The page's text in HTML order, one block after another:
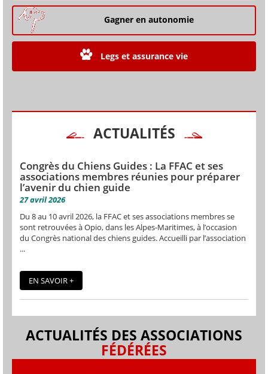
Gagner en autonomie
Legs et assurance vie
ACTUALITÉS
Congrès du Chiens Guides : La FFAC et ses
associations membres réunies pour préparer
l’avenir du chien guide
27 avril 2026
Du 8 au 10 avril 2026, la FFAC et ses associations membres se
sont retrouvées à Opio, dans les Alpes-Maritimes, à l’occasion
du Congrès national des chiens guides. Accueilli par l’association
...
EN SAVOIR +
ACTUALITÉS DES ASSOCIATIONS
FÉDÉRÉES